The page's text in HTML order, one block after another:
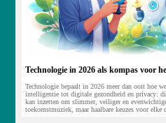
Technologie in 2026 als kompas voor
Technologie bepaalt in 2026 meer dan ooit hoe
intelligentie tot digitale gezondheid en privacy:
kan inzetten om slimmer, veiliger en
toekomstmuziek, maar haalbare keuzes voor elke